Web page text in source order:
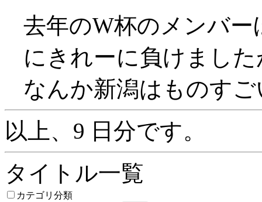
去年のW杯のメンバ
にきれーに負けまし
なんか新潟はものす
以上、9 日分です。
タイトル一覧
カテゴリ分類